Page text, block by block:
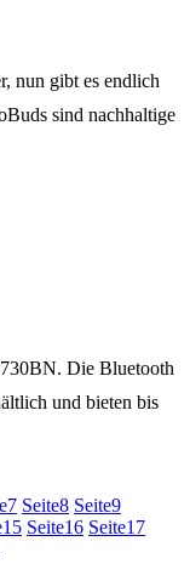
nun gibt es endlich
sind nachhaltige
Die Bluetooth
und bieten bis
7 Seite8 Seite9
15 Seite16 Seite17